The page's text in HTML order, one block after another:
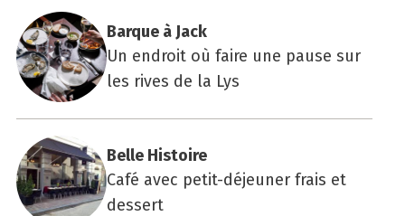
Barque à Jack
Un endroit où faire une pause sur
les rives de la Lys
Belle His­toire
Café avec petit-déjeuner frais et
dessert